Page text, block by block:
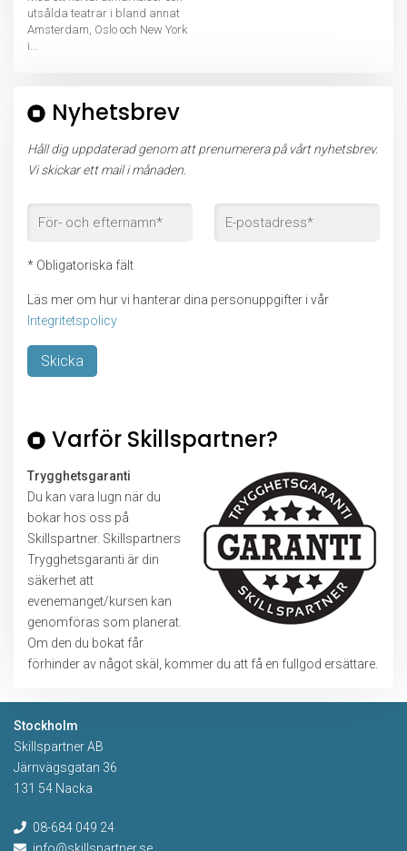
utsålda teatrar i bland annat
Amsterdam, Oslo och New York
i...
Nyhetsbrev
Håll dig uppdaterad genom att prenumerera på vårt nyhetsbrev.
Vi skickar ett mail i månaden.
* Obligatoriska fält
Läs mer om hur vi hanterar dina personuppgifter i vår
Integritetspolicy
Varför Skillspartner?
Trygghetsgaranti
Du kan vara lugn när du
bokar hos oss på
Skillspartner. Skillspartners
Trygghetsgaranti är din
säkerhet att
evenemanget/kursen kan
genomföras som planerat.
Om den du bokat får
förhinder av något skäl, kommer du att få en fullgod ersättare.
Stockholm
Skillspartner AB
Järnvägsgatan 36
131 54 Nacka
08-684 049 24